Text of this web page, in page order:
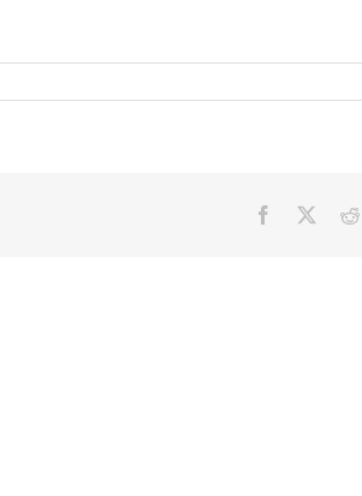
Facebook